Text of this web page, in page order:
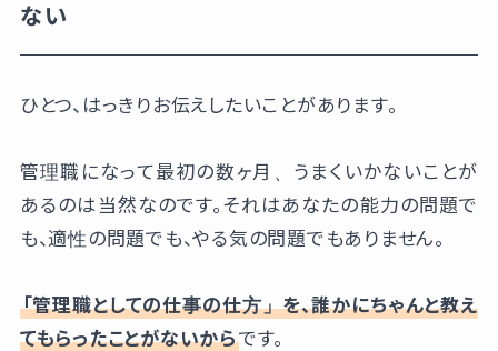
ない
ひとつ、はっきりお伝えしたいことがあります。
管理職になって最初の数ヶ月、うまくいかないことが
あるのは当然なのです。それはあなたの能力の問題で
も、適性の問題でも、やる気の問題でもありません。
「管理職としての仕事の仕方」を、誰かにちゃんと教え
てもらったことがないからです。